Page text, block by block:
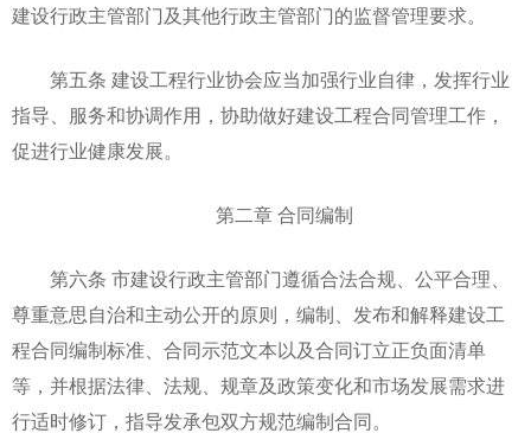
建设行政主管部门及其他行政主管部门的监督管理要求。
第五条 建设工程行业协会应当加强行业自律，发挥行业
指导、服务和协调作用，协助做好建设工程合同管理工作，
促进行业健康发展。
第二章 合同编制
第六条 市建设行政主管部门遵循合法合规、公平合理、
尊重意思自治和主动公开的原则，编制、发布和解释建设工
程合同编制标准、合同示范文本以及合同订立正负面清单
等，并根据法律、法规、规章及政策变化和市场发展需求进
行适时修订，指导发承包双方规范编制合同。